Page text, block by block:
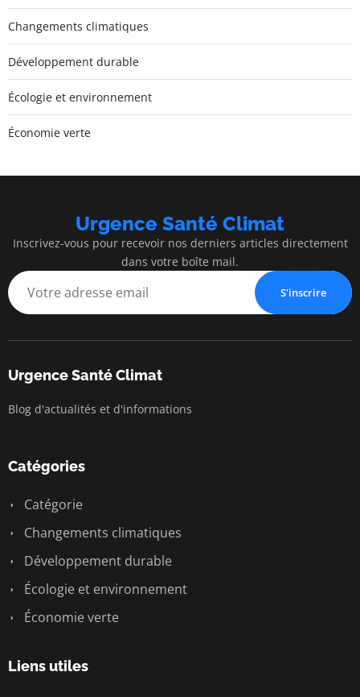
Changements climatiques
Développement durable
Écologie et environnement
Économie verte
Urgence Santé Climat
Inscrivez-vous pour recevoir nos derniers articles directement
dans votre boîte mail.
S'inscrire
Urgence Santé Climat
Blog d'actualités et d'informations
Catégories
Catégorie
Changements climatiques
Développement durable
Écologie et environnement
Économie verte
Liens utiles